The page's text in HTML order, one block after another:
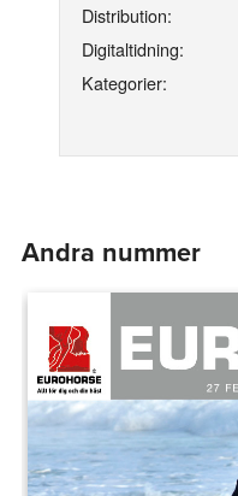
Distribution:
Digitaltidning:
Kategorier:
Andra nummer